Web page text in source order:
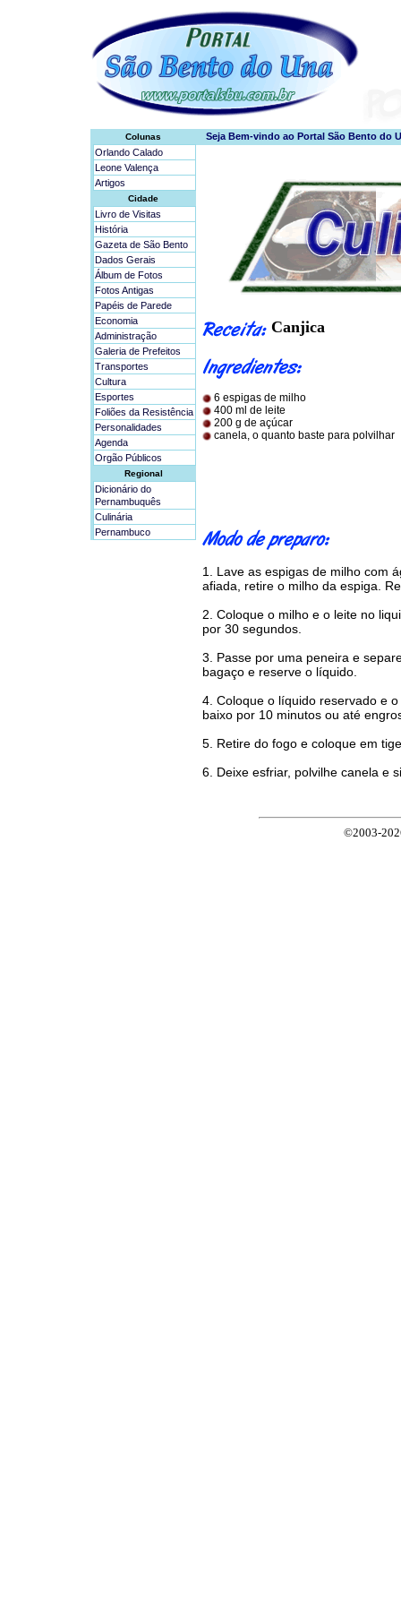
Colunas
Orlando Calado
Leone Valença
Artigos
Cidade
Livro de Visitas
História
Gazeta de São Bento
Dados Gerais
Álbum de Fotos
Fotos Antigas
Papéis de Parede
Economia
Administração
Galeria de Prefeitos
Transportes
Cultura
Esportes
Foliões da Resistência
Personalidades
Agenda
Orgão Públicos
Regional
Dicionário do
Pernambuquês
Culinária
Pernambuco
Canjica
6 espigas de milho
400 ml de leite
200 g de açúcar
canela, o quanto baste para polvilhar
1. Lave as espigas de milho com
afiada, retire o milho da espiga.
2. Coloque o milho e o leite no
por 30 segundos.
3. Passe por uma peneira e
bagaço e reserve o líquido.
4. Coloque o líquido reservado e
baixo por 10 minutos ou até
5. Retire do fogo e coloque em
6. Deixe esfriar, polvilhe canela e
©2003-